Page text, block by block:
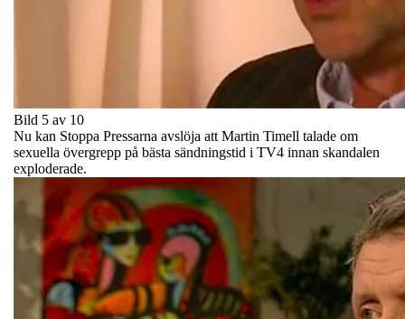
Bild 5 av 10
Nu kan Stoppa Pressarna avslöja att Martin Timell talade om
sexuella övergrepp på bästa sändningstid i TV4 innan skandalen
exploderade.